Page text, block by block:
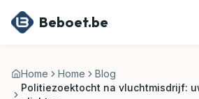
Ga naar hoofdinhoud
Beboet.be
Home Home
Blog
Politiezoektocht na vluchtmisdrijf: